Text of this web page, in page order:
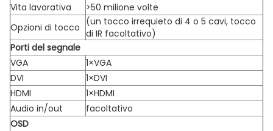
Vita lavorativa
>50 milione volte
Opzioni di tocco (un tocco irrequieto di 4 o 5 cavi, tocco
di IR facoltativo)
Porti del segnale
VGA
1×VGA
DVI
1×DVI
HDMI
1×HDMI
Audio in/out
facoltativo
OSD